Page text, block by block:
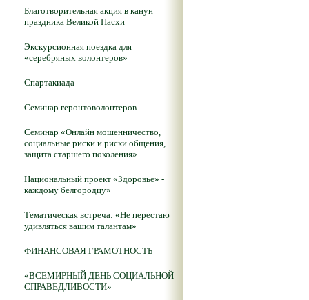
Благотворительная акция в канун
праздника Великой Пасхи
Экскурсионная поездка для
«серебряных волонтеров»
Спартакиада
Семинар геронтоволонтеров
Семинар «Онлайн мошенничество,
социальные риски и риски общения,
защита старшего поколения»
Национальный проект «Здоровье» -
каждому белгородцу»
Тематическая встреча: «Не перестаю
удивляться вашим талантам»
ФИНАНСОВАЯ ГРАМОТНОСТЬ
«ВСЕМИРНЫЙ ДЕНЬ СОЦИАЛЬНОЙ
СПРАВЕДЛИВОСТИ»